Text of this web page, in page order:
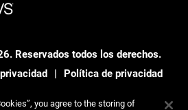
Reservados todos los derechos.
Política de privacidad
you agree to the storing of